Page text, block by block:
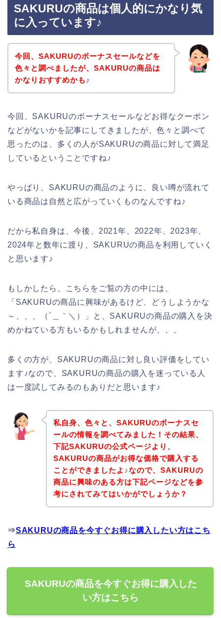
SAKURUの商品は個人的にかなり気
に入っています♪
今回、SAKURUのボーナスセールなどを
色々と調べましたが、SAKURUの商品は
かなりおすすめかも♪
今回、SAKURUのボーナスセールなどお得なクーポン
などがないかを記事にしてきましたが、色々と調べて
思ったのは、多くの人がSAKURUの商品に対して満足
しているということですね♪
やっぱり、SAKURUの商品のように、良い噂が流れて
いる商品は自然と広がっていくものなんですね♪
だから私自身は、今後、2021年、2022年、2023年、
2024年と数年に渡り、SAKURUの商品を利用していく
と思います♪
もしかしたら、こちらをご覧の方の中には、
「SAKURUの商品に興味があるけど、どうしようかな
～、、、（´＿｀＼）」と、SAKURUの商品の購入を決
めかねている方もいるかもしれませんが、、、
多くの方が、SAKURUの商品に対し良い評価をしてい
ます♪なので、SAKURUの商品の購入を迷っている人
は一度試してみるのもありだと思います♪
私自身、色々と、SAKURUのボーナスセ
ールの情報を調べてみました！その結果、
下記SAKURUの公式ページより、
SAKURUの商品がお得な価格で購入する
ことができましたよ♪なので、SAKURUの
商品に興味のある方は下記ページなどを参
考にされてみてはいかがでしょうか？
⇒SAKURUの商品を今すぐお得に購入したい方はこち
ら
SAKURUの商品を今すぐお得に購入した
い方はこちら